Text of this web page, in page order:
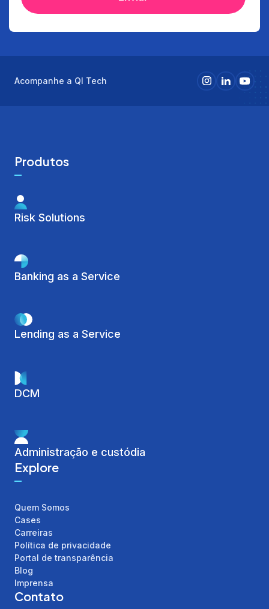
Acompanhe a QI Tech
Produtos
Risk Solutions
Banking as a Service
Lending as a Service
DCM
Administração e custódia
Explore
Quem Somos
Cases
Carreiras
Política de privacidade
Portal de transparência
Blog
Imprensa
Contato